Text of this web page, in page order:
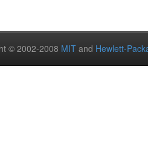
© 2002-2008 MIT and Hewlett-